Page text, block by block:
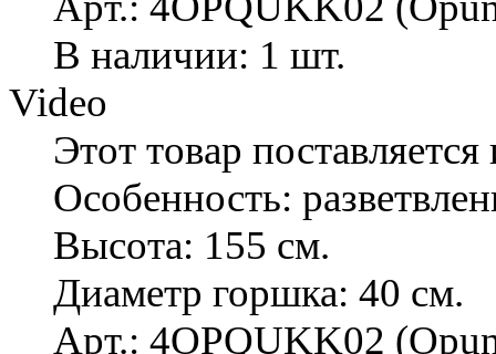
В наличии: 1 шт.
Video
Этот товар
Особенность:
Высота: 155 см.
Диаметр горшка: 40 см.
Арт.: 4OPQUKK02